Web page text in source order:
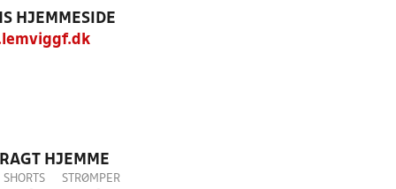
HJEMMESIDE
HJEMME
SHORTS STRØMPER